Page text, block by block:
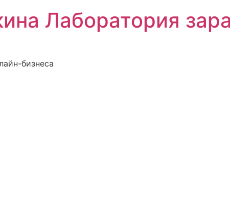
Лаборатория
бизнеса